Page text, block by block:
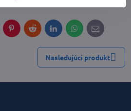
PinterestRedditLinkedInWhatsApp
E-
mail
Nasledujúci produkt